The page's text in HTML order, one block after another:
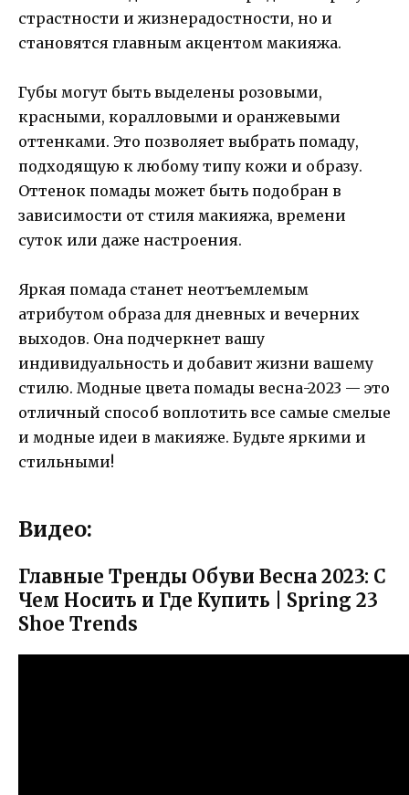
страстности и жизнерадостности, но и
становятся главным акцентом макияжа.
Губы могут быть выделены розовыми,
красными, коралловыми и оранжевыми
оттенками. Это позволяет выбрать помаду,
подходящую к любому типу кожи и образу.
Оттенок помады может быть подобран в
зависимости от стиля макияжа, времени
суток или даже настроения.
Яркая помада станет неотъемлемым
атрибутом образа для дневных и вечерних
выходов. Она подчеркнет вашу
индивидуальность и добавит жизни вашему
стилю. Модные цвета помады весна-2023 — это
отличный способ воплотить все самые смелые
и модные идеи в макияже. Будьте яркими и
стильными!
Видео:
Главные Тренды Обуви Весна 2023: С
Чем Носить и Где Купить | Spring 23
Shoe Trends